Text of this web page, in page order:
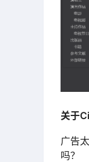
关于
广告
吗？